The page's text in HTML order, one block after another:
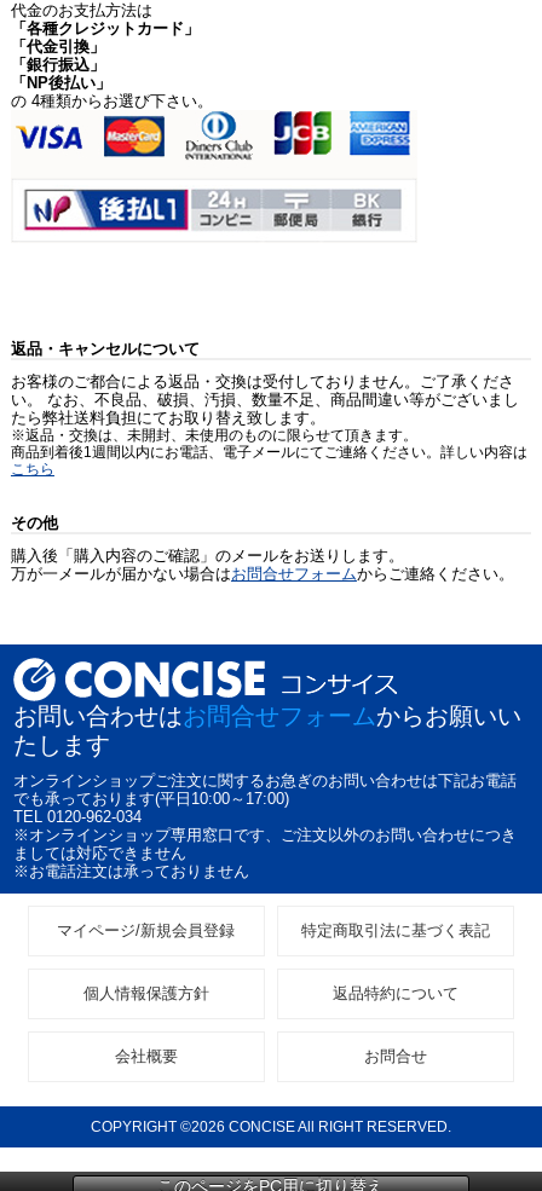
代金のお支払方法は
「各種クレジットカード」
「代金引換」
「銀行振込」
「NP後払い」
の 4種類からお選び下さい。
返品・キャンセルについて
お客様のご都合による返品・交換は受付しておりません。ご了承くださ
い。 なお、不良品、破損、汚損、数量不足、商品間違い等がございまし
たら弊社送料負担にてお取り替え致します。
※返品・交換は、未開封、未使用のものに限らせて頂きます。
商品到着後1週間以内にお電話、電子メールにてご連絡ください。詳しい内容は
こちら
その他
購入後「購入内容のご確認」のメールをお送りします。
万が一メールが届かない場合はお問合せフォームからご連絡ください。
お問い合わせはお問合せフォームからお願いい
たします
オンラインショップご注文に関するお急ぎのお問い合わせは下記お電話
でも承っております(平日10:00～17:00)
TEL 0120-962-034
※オンラインショップ専用窓口です、ご注文以外のお問い合わせにつき
ましては対応できません
※お電話注文は承っておりません
マイページ/新規会員登録 特定商取引法に基づく表記
個人情報保護方針 返品特約について
会社概要 お問合せ
COPYRIGHT ©2026 CONCISE All RIGHT RESERVED.
このページをPC用に切り替え